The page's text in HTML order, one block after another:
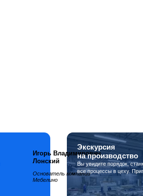
Игорь Владимирович
Лонский
Основатель компании
Мебелино
Экскурсия
на производство
Вы увидите порядок,
все процессы в цеху.